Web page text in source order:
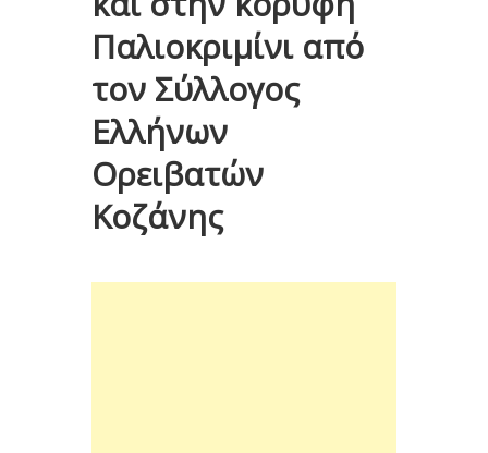
Παλιοκριμίνι από
τον Σύλλογος
Ελλήνων
Ορειβατών
Κοζάνης